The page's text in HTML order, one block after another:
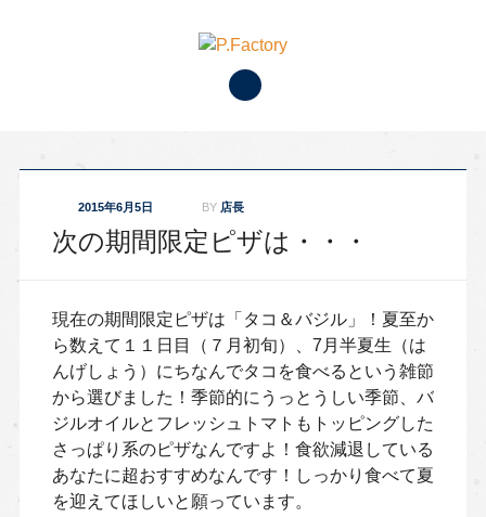
2015年6月5日 BY 店長
次の期間限定ピザは・・・
現在の期間限定ピザは「タコ＆バジル」！夏至か
ら数えて１１日目（７月初旬）、7月半夏生（は
んげしょう）にちなんでタコを食べるという雑節
から選びました！季節的にうっとうしい季節、バ
ジルオイルとフレッシュトマトもトッピングした
さっぱり系のピザなんですよ！食欲減退している
あなたに超おすすめなんです！しっかり食べて夏
を迎えてほしいと願っています。